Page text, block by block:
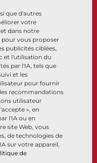
que d'autres
votre
dans notre
vous proposer
publicités ciblées,
et l'utilisation du
par l'IA, tels que
et les
pour fournir
recommandations
utilisateur
», en
l'IA ou en
site Web, vous
de technologies de
sur votre appareil,
de
de connaissance
de matériaux